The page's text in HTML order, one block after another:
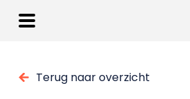
Terug naar overzicht